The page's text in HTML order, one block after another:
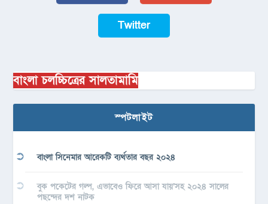
Twitter
বাংলা চলচ্চিত্রের সালতামামি
স্পটলাইট
বাংলা সিনেমার আরেকটি ব্যর্থতার বছর ২০২৪
বুক পকেটের গল্প, এভাবেও ফিরে আসা যায়’সহ ২০২৪ সালের
পছন্দের দশ নাটক